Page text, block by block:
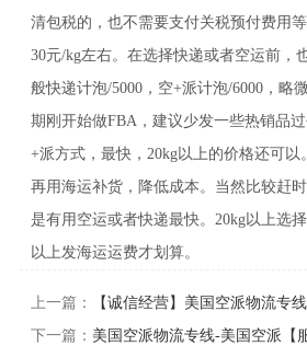
清包税的，也不需要支付关税预付费用
30元/kg左右。在选择快递或者空运前，
般快递计泡/5000，空+派计泡/6000，略
期刚开始做FBA，建议少发一些热销品
+派方式，最快，20kg以上的价格还可以
再用海运补货，降低成本。当然比较赶
是有用空运或者快递最快。20kg以上选
以上发海运运费才划算。
上一篇：
【诚信经营】美国空派物流专
下一篇： 美国空派物流专线-美国空派【